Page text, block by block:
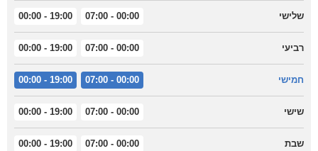
שלישי 00:00 - 07:00
19:00 - 00:00
רביעי 00:00 - 07:00
19:00 - 00:00
חמישי 00:00 - 07:00
19:00 - 00:00
שישי 00:00 - 07:00
19:00 - 00:00
שבת 00:00 - 07:00
19:00 - 00:00